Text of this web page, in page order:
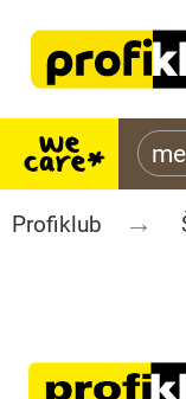
Profiklub